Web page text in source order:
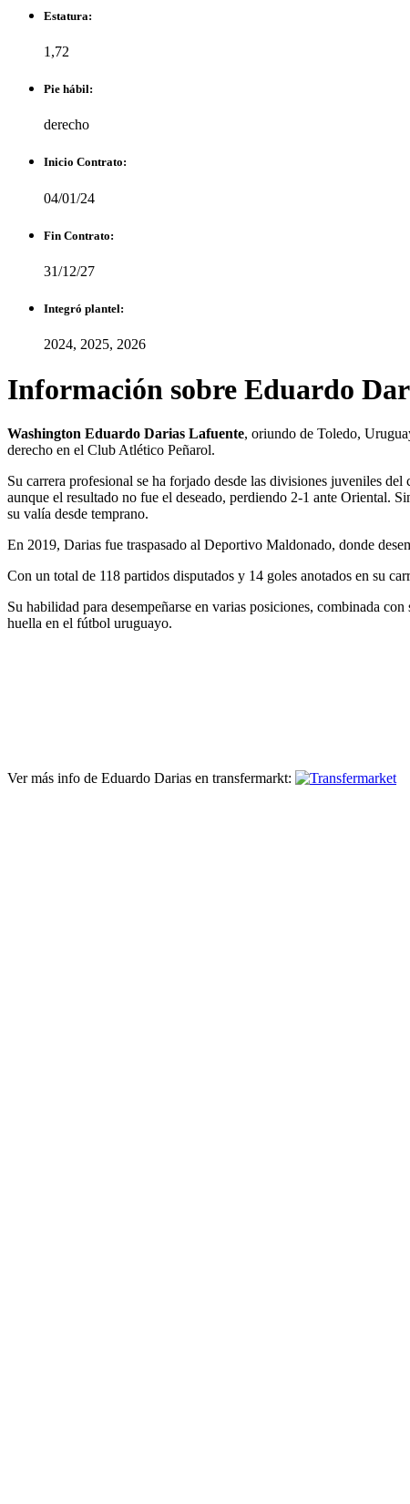
Estatura:
1,72
Pie hábil:
derecho
Inicio Contrato:
04/01/24
Fin Contrato:
31/12/27
Integró plantel:
2024, 2025, 2026
Información sobre Eduardo
Washington Eduardo Darias Lafuente, oriundo de Toledo,
derecho en el Club Atlético Peñarol.
Su carrera profesional se ha forjado desde las divisiones juveniles
aunque el resultado no fue el deseado, perdiendo 2-1 ante Oriental.
su valía desde temprano.
En 2019, Darias fue traspasado al Deportivo Maldonado, donde
Con un total de 118 partidos disputados y 14 goles anotados en su
Su habilidad para desempeñarse en varias posiciones, combinada
huella en el fútbol uruguayo.
Ver más info de Eduardo Darias en transfermarkt: